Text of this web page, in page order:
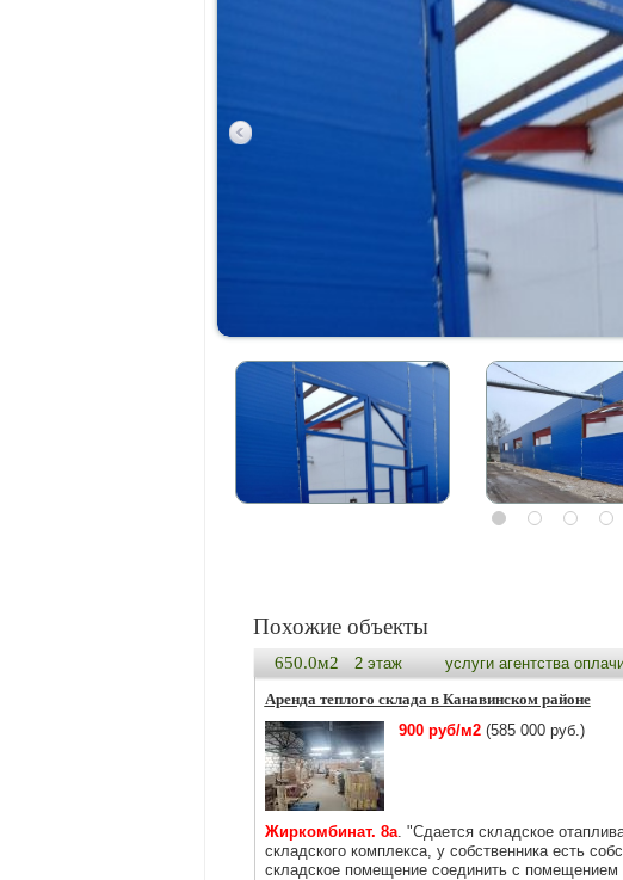
Похожие объекты
650.0м2 2 этаж
услуги агентства
Аренда теплого склада в Канавинском районе
900 руб/м2(585 000 руб.)
Жиркомбинат. 8а. "Сдается складское
складского комплекса, у собственника есть
складское помещение соединить с